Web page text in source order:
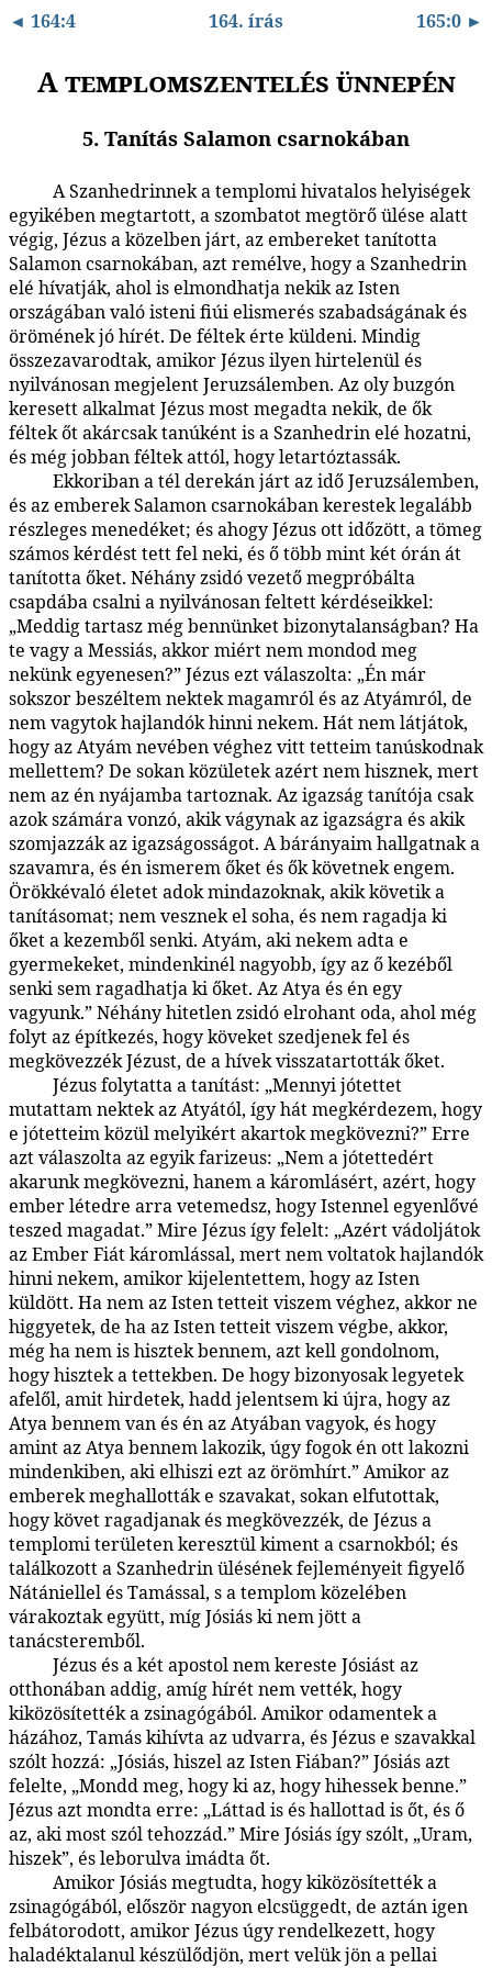
◄ 164:4 164. írás 165:0 ►
A templomszentelés ünnepén
5. Tanítás Salamon csarnokában
A Szanhedrinnek a templomi hivatalos helyiségek
egyikében megtartott, a szombatot megtörő ülése alatt
végig, Jézus a közelben járt, az embereket tanította
Salamon csarnokában, azt remélve, hogy a Szanhedrin
elé hívatják, ahol is elmondhatja nekik az Isten
országában való isteni fiúi elismerés szabadságának és
örömének jó hírét. De féltek érte küldeni. Mindig
összezavarodtak, amikor Jézus ilyen hirtelenül és
nyilvánosan megjelent Jeruzsálemben. Az oly buzgón
keresett alkalmat Jézus most megadta nekik, de ők
féltek őt akárcsak tanúként is a Szanhedrin elé hozatni,
és még jobban féltek attól, hogy letartóztassák.
Ekkoriban a tél derekán járt az idő Jeruzsálemben,
és az emberek Salamon csarnokában kerestek legalább
részleges menedéket; és ahogy Jézus ott időzött, a tömeg
számos kérdést tett fel neki, és ő több mint két órán át
tanította őket. Néhány zsidó vezető megpróbálta
csapdába csalni a nyilvánosan feltett kérdéseikkel:
„Meddig tartasz még bennünket bizonytalanságban? Ha
te vagy a Messiás, akkor miért nem mondod meg
nekünk egyenesen?” Jézus ezt válaszolta: „Én már
sokszor beszéltem nektek magamról és az Atyámról, de
nem vagytok hajlandók hinni nekem. Hát nem látjátok,
hogy az Atyám nevében véghez vitt tetteim tanúskodnak
mellettem? De sokan közületek azért nem hisznek, mert
nem az én nyájamba tartoznak. Az igazság tanítója csak
azok számára vonzó, akik vágynak az igazságra és akik
szomjazzák az igazságosságot. A bárányaim hallgatnak a
szavamra, és én ismerem őket és ők követnek engem.
Örökkévaló életet adok mindazoknak, akik követik a
tanításomat; nem vesznek el soha, és nem ragadja ki
őket a kezemből senki. Atyám, aki nekem adta e
gyermekeket, mindenkinél nagyobb, így az ő kezéből
senki sem ragadhatja ki őket. Az Atya és én egy
vagyunk.” Néhány hitetlen zsidó elrohant oda, ahol még
folyt az építkezés, hogy köveket szedjenek fel és
megkövezzék Jézust, de a hívek visszatartották őket.
Jézus folytatta a tanítást: „Mennyi jótettet
mutattam nektek az Atyától, így hát megkérdezem, hogy
e jótetteim közül melyikért akartok megkövezni?” Erre
azt válaszolta az egyik farizeus: „Nem a jótettedért
akarunk megkövezni, hanem a káromlásért, azért, hogy
ember létedre arra vetemedsz, hogy Istennel egyenlővé
teszed magadat.” Mire Jézus így felelt: „Azért vádoljátok
az Ember Fiát káromlással, mert nem voltatok hajlandók
hinni nekem, amikor kijelentettem, hogy az Isten
küldött. Ha nem az Isten tetteit viszem véghez, akkor ne
higgyetek, de ha az Isten tetteit viszem végbe, akkor,
még ha nem is hisztek bennem, azt kell gondolnom,
hogy hisztek a tettekben. De hogy bizonyosak legyetek
afelől, amit hirdetek, hadd jelentsem ki újra, hogy az
Atya bennem van és én az Atyában vagyok, és hogy
amint az Atya bennem lakozik, úgy fogok én ott lakozni
mindenkiben, aki elhiszi ezt az örömhírt.” Amikor az
emberek meghallották e szavakat, sokan elfutottak,
hogy követ ragadjanak és megkövezzék, de Jézus a
templomi területen keresztül kiment a csarnokból; és
találkozott a Szanhedrin ülésének fejleményeit figyelő
Nátániellel és Tamással, s a templom közelében
várakoztak együtt, míg Jósiás ki nem jött a
tanácsteremből.
Jézus és a két apostol nem kereste Jósiást az
otthonában addig, amíg hírét nem vették, hogy
kiközösítették a zsinagógából. Amikor odamentek a
házához, Tamás kihívta az udvarra, és Jézus e szavakkal
szólt hozzá: „Jósiás, hiszel az Isten Fiában?” Jósiás azt
felelte, „Mondd meg, hogy ki az, hogy hihessek benne.”
Jézus azt mondta erre: „Láttad is és hallottad is őt, és ő
az, aki most szól tehozzád.” Mire Jósiás így szólt, „Uram,
hiszek”, és leborulva imádta őt.
Amikor Jósiás megtudta, hogy kiközösítették a
zsinagógából, először nagyon elcsüggedt, de aztán igen
felbátorodott, amikor Jézus úgy rendelkezett, hogy
haladéktalanul készülődjön, mert velük jön a pellai